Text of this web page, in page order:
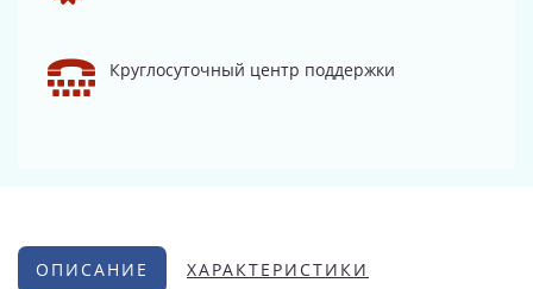
Круглосуточный центр поддержки
ОПИСАНИЕ ХАРАКТЕРИСТИКИ